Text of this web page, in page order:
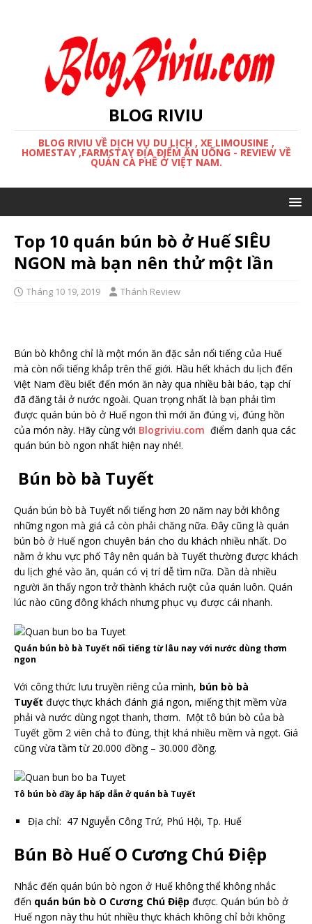
BLOG RIVIU
BLOG RIVIU VỀ DỊCH VỤ DU LỊCH , XE LIMOUSINE ,
HOMESTAY ,FARMSTAY ĐỊA ĐIỂM ĂN UỐNG - REVIEW VỀ
QUÁN CÀ PHÊ Ở VIỆT NAM.
Top 10 quán bún bò ở Huế SIÊU
NGON mà bạn nên thử một lần
Tháng 10 19, 2019 Thánh Review
Bún bò không chỉ là một món ăn đặc sản nổi tiếng của Huế
mà còn nổi tiếng khắp trên thế giới. Hầu hết khách du lịch đến
Việt Nam đều biết đến món ăn này qua nhiều bài báo, tạp chí
đã đăng tải ở nước ngoài. Quan trọng nhất là bạn phải tìm
được quán bún bò ở Huế ngon thì mới ăn đúng vị, đúng hồn
của món này. Hãy cùng với Blogriviu.com điểm danh qua các
quán bún bò ngon nhất hiện nay nhé!.
Bún bò bà Tuyết
Quán bún bò bà Tuyết nổi tiếng hơn 20 năm nay bởi không
những ngon mà giá cả còn phải chăng nữa. Đây cũng là quán
bún bò ở Huế ngon chuyên bán cho du khách nhiều nhất. Do
nằm ở khu vực phố Tây nên quán bà Tuyết thường được khách
du lịch ghé vào ăn, quán có vị trí dễ tìm nữa. Dần dà nhiều
người ăn thấy ngon trở thành khách ruột của quán luôn. Quán
lúc nào cũng đông khách nhưng phục vụ được cái nhanh.
Quán bún bò bà Tuyết nổi tiếng từ lâu nay với nước dùng thơm
ngon
Với công thức lưu truyền riêng của mình, bún bò bà
Tuyết được thực khách đánh giá ngon, miếng thịt mềm vừa
phải và nước dùng ngọt thanh, thơm. Một tô bún bò của bà
Tuyết gồm 2 viên chả to đùng, thịt khá nhiều mềm và ngọt. Giá
cũng vừa tầm từ 20.000 đồng – 30.000 đồng.
Tô bún bò đầy ắp hấp dẫn ở quán bà Tuyết
Địa chỉ: 47 Nguyễn Công Trứ, Phú Hội, Tp. Huế
Bún Bò Huế O Cương Chú Điệp
Nhắc đến quán bún bò ngon ở Huế không thể không nhắc
đến quán bún bò O Cương Chú Điệp được. Quán bún bò ở
Huế ngon này thu hút nhiều thực khách không chỉ bởi không